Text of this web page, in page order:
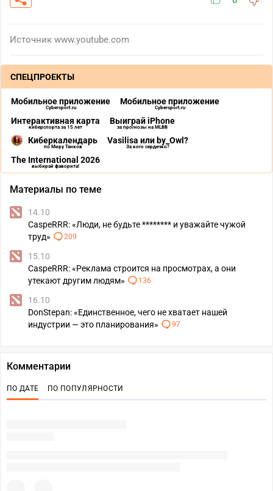
Источник www.youtube.com
СПЕЦПРОЕКТЫ
Мобильное приложение
Cybersport.ru
Мобильное приложение
Cybersport.ru
Интерактивная карта
киберспорта за 15 лет
Выиграй iPhone
за прогнозы на MLBB
Киберкалендарь
по Миру Танков
Vasilisa или by_Owl?
За кого сердечко?
The International 2026
выбирай фаворита!
Материалы по теме
14.10
CaspeRRR: «Люди, не будьте ******** и уважайте чужой
труд»
209
15.10
CaspeRRR: «Реклама строится на просмотрах, а они
утекают другим людям»
136
16.10
DonStepan: «Единственное, чего не хватает нашей
индустрии — это планирования»
97
Комментарии
ПО ДАТЕ ПО ПОПУЛЯРНОСТИ